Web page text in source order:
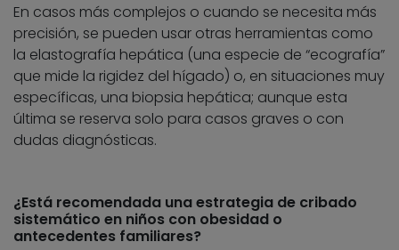
En casos más complejos o cuando se necesita más
precisión, se pueden usar otras herramientas como
la elastografía hepática (una especie de “ecografía”
que mide la rigidez del hígado) o, en situaciones muy
específicas, una biopsia hepática; aunque esta
última se reserva solo para casos graves o con
dudas diagnósticas.
¿Está recomendada una estrategia de cribado
sistemático en niños con obesidad o
antecedentes familiares?